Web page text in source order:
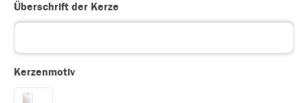
Überschrift der Kerze
Kerzenmotiv